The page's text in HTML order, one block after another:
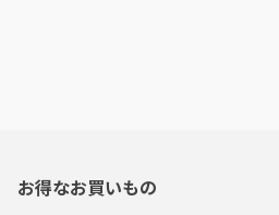
お得なお買いもの